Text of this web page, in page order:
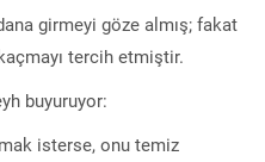
girmeyi göze almış; fakat
tercih etmiştir.
buyuruyor:
isterse, onu temiz